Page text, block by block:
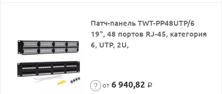
Патч-панель TWT-PP48UTP/6
19", 48 портов RJ-45, категория
6, UTP, 2U,
от 6 940,82 Р